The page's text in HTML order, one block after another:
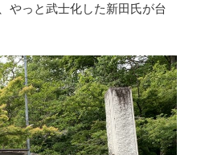
やっと武士化した新田氏が台